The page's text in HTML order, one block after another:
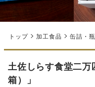
トップ 加工食品 缶詰・
土佐しらす食堂二
箱）」